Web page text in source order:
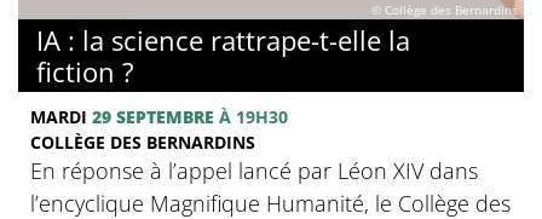
© Collège des Bernardins
IA : la science rattrape-t-elle la
fiction ?
MARDI 29 SEPTEMBRE À 19H30
COLLÈGE DES BERNARDINS
En réponse à l’appel lancé par Léon XIV dans
l’encyclique Magnifique Humanité, le Collège des